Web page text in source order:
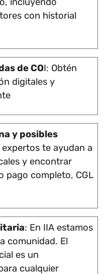
con historial
de COI: Obtén
digitales y
y posibles
expertos te ayudan a
y encontrar
pago completo, CGL
: En IIA estamos
comunidad. El
es un
cualquier